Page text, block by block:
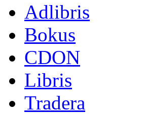
Adlibris
Bokus
CDON
Libris
Tradera